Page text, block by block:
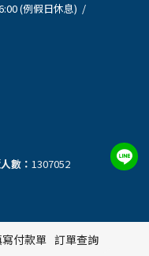
付款單 訂單查詢
(例假日休息) /
數： 1307052